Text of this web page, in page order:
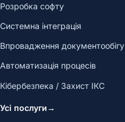
Розробка софту
Системна інтеграція
Впровадження документообігу
Автоматизація процесів
Кібербезпека / Захист ІКС
Усі послуги→